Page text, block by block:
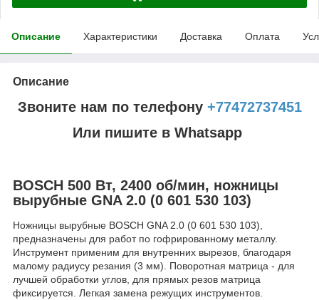
Описание Характеристики Доставка Оплата
Описание
Звоните нам по телефону +77472737451
Или пишите в Whatsapp
BOSCH 500 Bт, 2400 об/мин, ножницы
вырубные GNA 2.0 (0 601 530 103)
Ножницы вырубные BOSCH GNA 2.0 (0 601 530 103),
предназначены для работ по гофрированному металлу.
Инструмент применим для внутренних вырезов, благодаря
малому радиусу резания (3 мм). Поворотная матрица - для
лучшей обработки углов, для прямых резов матрица
фиксируется. Легкая замена режущих инструментов.